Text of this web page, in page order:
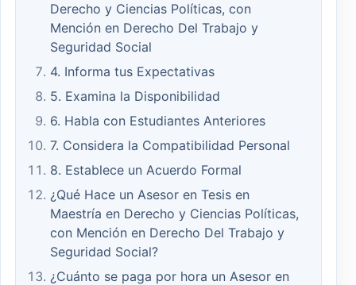
Derecho y Ciencias Políticas, con
Mención en Derecho Del Trabajo y
Seguridad Social
4. Informa tus Expectativas
5. Examina la Disponibilidad
6. Habla con Estudiantes Anteriores
7. Considera la Compatibilidad Personal
8. Establece un Acuerdo Formal
¿Qué Hace un Asesor en Tesis en
Maestría en Derecho y Ciencias Políticas,
con Mención en Derecho Del Trabajo y
Seguridad Social?
¿Cuánto se paga por hora un Asesor en